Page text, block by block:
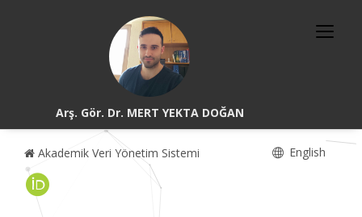
Arş. Gör. Dr. MERT YEKTA DOĞAN
Akademik Veri Yönetim Sistemi English